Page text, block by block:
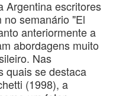
Argentina escritores
semanário "El
anteriormente a
abordagens muito
Nas
quais se destaca
(1998), a